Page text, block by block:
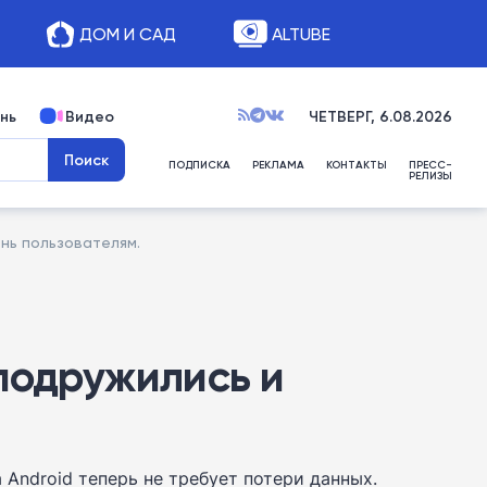
ДОМ И САД ALTUBE
Видео ЧЕТВЕРГ, 6.08.2026
ПОДПИСКА РЕКЛАМА КОНТАКТЫ ПРЕСС-
РЕЛИЗЫ
пользователям.
и
теперь не требует потери данных.